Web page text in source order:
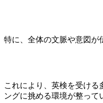
特に、全体の文脈や意図が
これにより、英検を受ける
ングに挑める環境が整って